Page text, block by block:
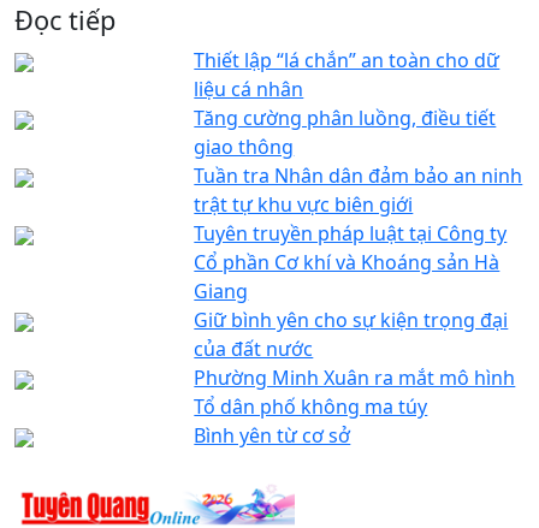
Đọc tiếp
Thiết lập “lá chắn” an toàn cho dữ
liệu cá nhân
Tăng cường phân luồng, điều tiết
giao thông
Tuần tra Nhân dân đảm bảo an ninh
trật tự khu vực biên giới
Tuyên truyền pháp luật tại Công ty
Cổ phần Cơ khí và Khoáng sản Hà
Giang
Giữ bình yên cho sự kiện trọng đại
của đất nước
Phường Minh Xuân ra mắt mô hình
Tổ dân phố không ma túy
Bình yên từ cơ sở